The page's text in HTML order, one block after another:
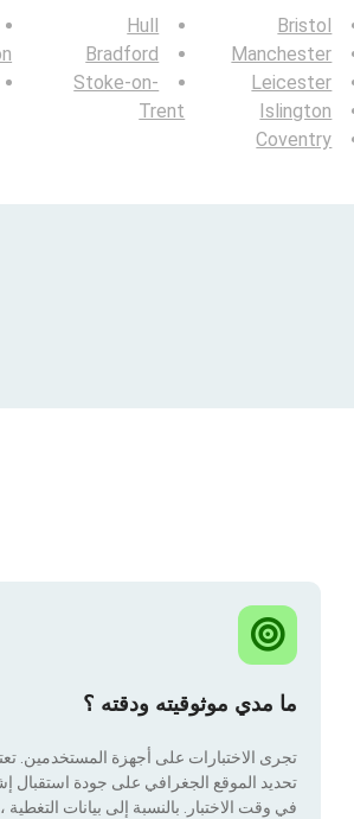
Bristol
Manchester
Leicester
Islington
Coventry
Hull
Bradford
Stoke-on-
Trent
ما مدي موثوقيته ودقته ؟
تجرى الاختبارات على أجهزة المستخدمين.
في وقت الاختبار. بالنسبة إلى بيانات التغطية